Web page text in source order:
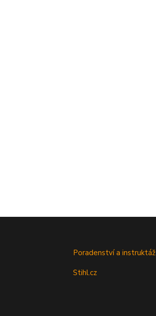
Poradenství a instruktáž
Stihl.cz